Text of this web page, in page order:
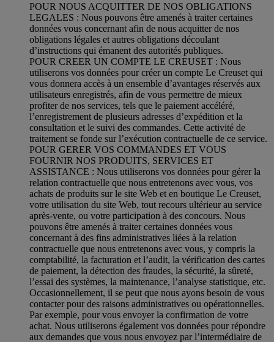
POUR NOUS ACQUITTER DE NOS OBLIGATIONS
LEGALES : Nous pouvons être amenés à traiter certaines
données vous concernant afin de nous acquitter de nos
obligations légales et autres obligations découlant
d’instructions qui émanent des autorités publiques.
POUR CREER UN COMPTE LE CREUSET : Nous
utiliserons vos données pour créer un compte Le Creuset qui
vous donnera accès à un ensemble d’avantages réservés aux
utilisateurs enregistrés, afin de vous permettre de mieux
profiter de nos services, tels que le paiement accéléré,
l’enregistrement de plusieurs adresses d’expédition et la
consultation et le suivi des commandes. Cette activité de
traitement se fonde sur l’exécution contractuelle de ce service.
POUR GERER VOS COMMANDES ET VOUS
FOURNIR NOS PRODUITS, SERVICES ET
ASSISTANCE : Nous utiliserons vos données pour gérer la
relation contractuelle que nous entretenons avec vous, vos
achats de produits sur le site Web et en boutique Le Creuset,
votre utilisation du site Web, tout recours ultérieur au service
après-vente, ou votre participation à des concours. Nous
pouvons être amenés à traiter certaines données vous
concernant à des fins administratives liées à la relation
contractuelle que nous entretenons avec vous, y compris la
comptabilité, la facturation et l’audit, la vérification des cartes
de paiement, la détection des fraudes, la sécurité, la sûreté,
l’essai des systèmes, la maintenance, l’analyse statistique, etc.
Occasionnellement, il se peut que nous ayons besoin de vous
contacter pour des raisons administratives ou opérationnelles.
Par exemple, pour vous envoyer la confirmation de votre
achat. Nous utiliserons également vos données pour répondre
aux demandes que vous nous envoyez par l’intermédiaire de